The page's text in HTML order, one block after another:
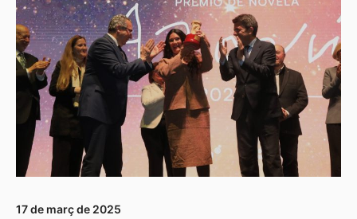
17 de març de 2025